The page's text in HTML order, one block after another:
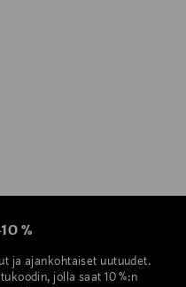
10 %
ja ajankohtaiset uutuudet.
jolla saat 10 %:n